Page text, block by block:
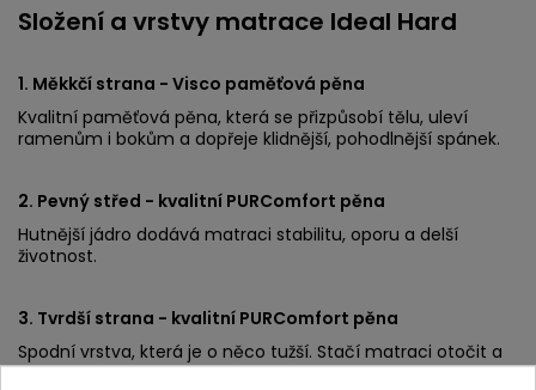
Složení a vrstvy matrace Ideal Hard
1. Měkkčí strana - Visco paměťová pěna
Kvalitní paměťová pěna, která se přizpůsobí tělu, uleví
ramenům i bokům a dopřeje klidnější, pohodlnější spánek.
2. Pevný střed - kvalitní PURComfort pěna
Hutnější jádro dodává matraci stabilitu, oporu a delší
životnost.
3. Tvrdší strana - kvalitní PURComfort pěna
Spodní vrstva, která je o něco tužší. Stačí matraci otočit a
rázem máte o něco tvrdší ležení, kdykoli potřebujete.